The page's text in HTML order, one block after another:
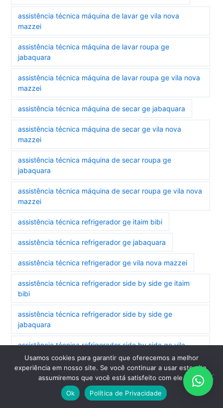
assistência técnica máquina de lavar ge vila nova
mazzei
assistência técnica máquina de lavar roupa ge
jabaquara
assistência técnica máquina de lavar roupa ge vila nova
mazzei
assistência técnica máquina de secar ge jabaquara
assistência técnica máquina de secar ge vila nova
mazzei
assistência técnica máquina de secar roupa ge
jabaquara
assistência técnica máquina de secar roupa ge vila nova
mazzei
assistência técnica refrigerador ge itaim bibi
assistência técnica refrigerador ge jabaquara
assistência técnica refrigerador ge vila nova mazzei
assistência técnica refrigerador side by side ge itaim
bibi
assistência técnica refrigerador side by side ge
jabaquara
assistência técnica refrigerador side by side ge vila
nova mazzei
assistência técnica secadora ge jabaquara
assistência técnica secadora ge vila nova mazzei
Usamos cookies para garantir que oferecemos a melhor
experiência em nosso site. Se você continuar a usar este site,
assumiremos que você está satisfeito com ele.
Ok
Política de Privacidade